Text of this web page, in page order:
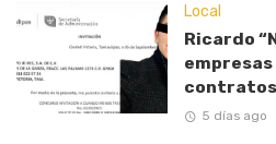
Local
Ricardo
contratos
5 días ago